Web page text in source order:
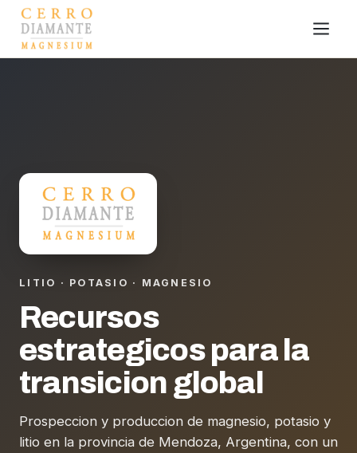
LITIO · POTASIO · MAGNESIO
Recursos
estrategicos para la
transicion global
Prospeccion y produccion de magnesio, potasio y
litio en la provincia de Mendoza, Argentina, con un